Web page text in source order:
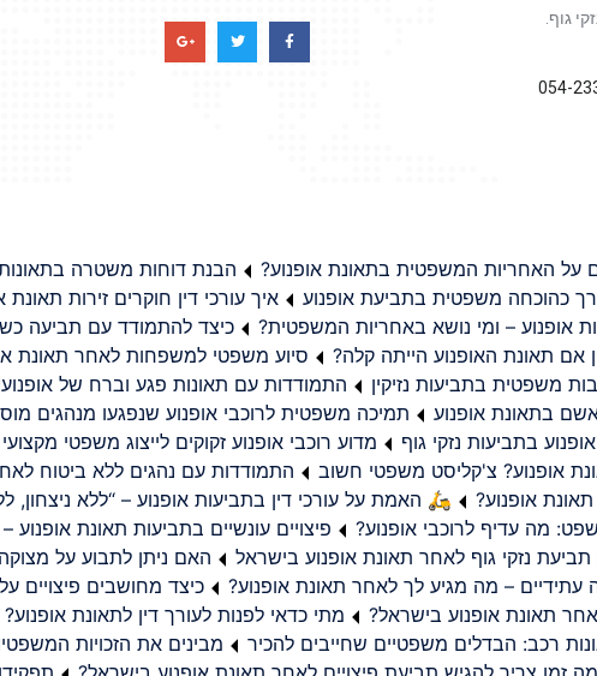
גוף.
054-
על האחריות המשפטית בתאונת אופנוע?
הבנת דוחות משטרה
כהוכחה משפטית בתביעת אופנוע
איך עורכי דין חוקרים זירות תאונת
אופנוע – ומי נושא באחריות המשפטית?
כיצד להתמודד עם תביעה
אם תאונת האופנוע הייתה קלה?
סיוע משפטי למשפחות לאחר תאונת
משפטית בתביעות נזיקין
התמודדות עם תאונות פגע וברח של
בתאונת אופנוע
תמיכה משפטית לרוכבי אופנוע שנפגעו מנהגים
בתביעות נזקי גוף
מדוע רוכבי אופנוע זקוקים לייצוג משפטי
אופנוע? צ'קליסט משפטי חשוב
התמודדות עם נהגים ללא ביטוח
אופנוע?
🛵 האמת על עורכי דין בתביעות אופנוע – “ללא ניצחון,
מה עדיף לרוכבי אופנוע?
פיצויים עונשיים בתביעות תאונת אופנוע
נזקי גוף לאחר תאונת אופנוע בישראל
האם ניתן לתבוע על
עתידיים – מה מגיע לך לאחר תאונת אופנוע?
כיצד מחושבים פיצויים
תאונת אופנוע בישראל?
מתי כדאי לפנות לעורך דין לתאונת אופנוע?
רכב: הבדלים משפטיים שחייבים להכיר
מבינים את הזכויות